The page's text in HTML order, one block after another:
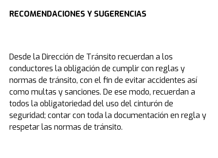
RECOMENDACIONES Y SUGERENCIAS
Desde la Dirección de Tránsito recuerdan a los
conductores la obligación de cumplir con reglas y
normas de tránsito, con el fin de evitar accidentes así
como multas y sanciones. De ese modo, recuerdan a
todos la obligatoriedad del uso del cinturón de
seguridad; contar con toda la documentación en regla y
respetar las normas de tránsito.